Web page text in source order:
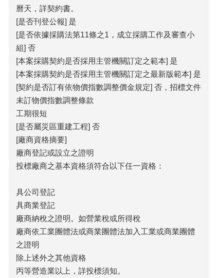
曆天，詳契約書。
[是否刊登公報] 是
[是否依據採購法第11條之1，成立採購工作及審查小
組] 否
[本案採購契約是否採用主管機關訂定之範本] 是
[本案採購契約是否採用主管機關訂定之最新版範本] 是
[契約是否訂有依物價指數調整價金規定] 否，招標文件
未訂物價指數調整條款
工期很短
[是否屬災區重建工程] 否
[廠商資格摘要]
廠商登記或設立之證明
投標廠商之基本資格須符合以下任一資格：
具公司登記
具商業登記
廠商納稅之證明。如營業稅或所得稅
廠商依工業團體法或商業團體法加入工業或商業團體
之證明
除上述外之其他資格
丙等營造業以上，詳投標須知。